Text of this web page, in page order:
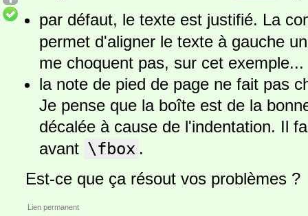
par défaut, le texte est justifié. La
permet d'aligner le texte à gauche
me choquent pas, sur cet exemple...
la note de pied de page ne fait pas
Je pense que la boîte est de la
décalée à cause de l'indentation. Il
avant \fbox .
Est-ce que ça résout vos problèmes ?
Lien permanent